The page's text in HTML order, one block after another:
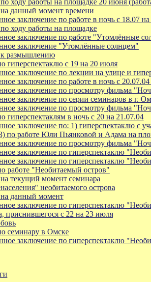
ходу работы на площадке 20 июня
данный момент времени
заключение по работе в ночь с 18.07
ходу работы на площадке
заключение по работе "Утомлённые
заключение "Утомлённые солнцем"
размышлению
гиперспектаклю с 19 на 20 июля
заключение по лекции на улице и
заключение по работе в ночь с
заключение по просмотру фильма
заключение по серии семинаров в г.
заключение по просмотру фильма
гиперспектаклям в ночь с 20 на 21.07.04
заключение по: 1) гиперспектаклю с
по работе Юли Пьянковой и Адама на
заключение по просмотру фильма
заключение по гиперспектаклю
заключение по гиперспектаклю
работе "Необитаемый остров"
текущий момент семинара
необитаемого острова
данный момент
заключение по гиперспектаклю
приснившегося с 22 на 23 июля
семинару в Омске
заключение по гиперспектаклю